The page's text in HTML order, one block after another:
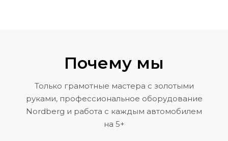
Почему мы
Только грамотные мастера с золотыми
руками, профессиональное оборудование
Nordberg и работа с каждым автомобилем
на 5+